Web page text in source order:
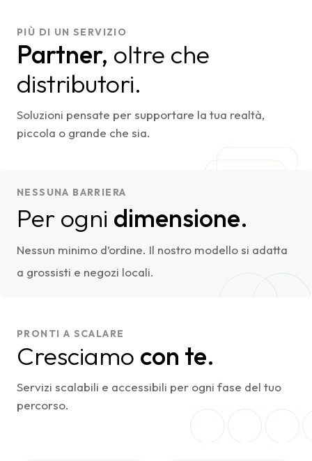
PIÙ DI UN SERVIZIO
Partner, oltre che
distributori.
Soluzioni pensate per supportare la tua realtà,
piccola o grande che sia.
NESSUNA BARRIERA
Per ogni dimensione.
Nessun minimo d’ordine. Il nostro modello si adatta
a grossisti e negozi locali.
PRONTI A SCALARE
Cresciamo con te.
Servizi scalabili e accessibili per ogni fase del tuo
percorso.